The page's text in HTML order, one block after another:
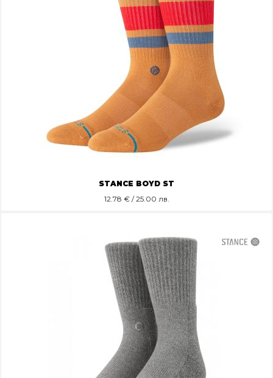
STANCE BOYD ST
12.78 € / 25.00 лв.